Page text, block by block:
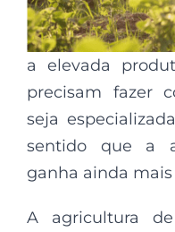
a elevada
precisam fazer
seja
sentido que a
ganha ainda mais
A agricultura